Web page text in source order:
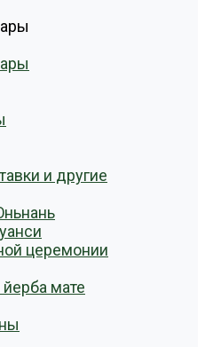
и другие
церемонии
мате